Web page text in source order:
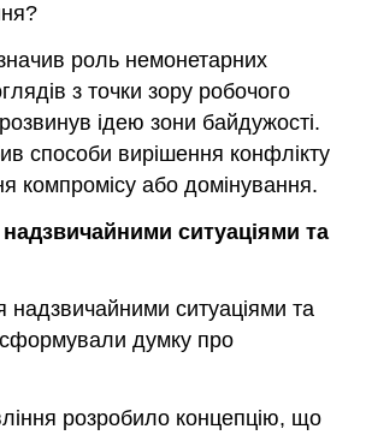
роль немонетарних
з точки зору робочого
ідею зони байдужості.
способи вирішення конфлікту
компромісу або домінування.
ситуаціями та
надзвичайними ситуаціями та
думку про
розробило концепцію, що